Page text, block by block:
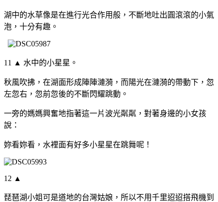
湖中的水草像是在進行光合作用般，不斷地吐出圓滾滾的小氣
泡，十分有趣。
11 ▲ 水中的小星星。
秋風吹拂，在湖面形成陣陣漣漪，而陽光在漣漪的帶動下，忽
左忽右，忽前忽後的不斷閃耀跳動。
一旁的媽媽興奮地指著這一片波光粼粼，對著身邊的小女孩
說：
妳看妳看，水裡面有好多小星星在跳舞呢！
12 ▲
琵琶湖小姐可是道地的台灣姑娘，所以不用千里迢迢搭飛機到